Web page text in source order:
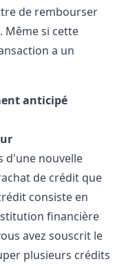
de rembourser
si cette
a un
anticipé
d'une nouvelle
de crédit que
consiste en
financière
avez souscrit le
plusieurs crédits